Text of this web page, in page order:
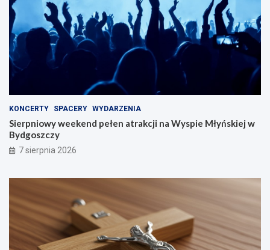
KONCERTY SPACERY WYDARZENIA
Sierpniowy weekend pełen atrakcji na Wyspie Młyńskiej w
Bydgoszczy
7 sierpnia 2026